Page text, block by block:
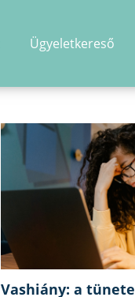
Ügyeletkereső
Vashiány: a